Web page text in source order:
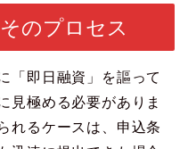
のプロセス
「即日融資」を謳って
見極める必要がありま
れるケースは、申込条